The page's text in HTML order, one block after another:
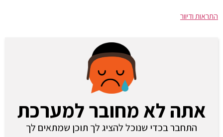
התראות ודיוור
אתה לא מחובר למערכת
התחבר בכדי שנוכל להציג לך תוכן שמתאים לך